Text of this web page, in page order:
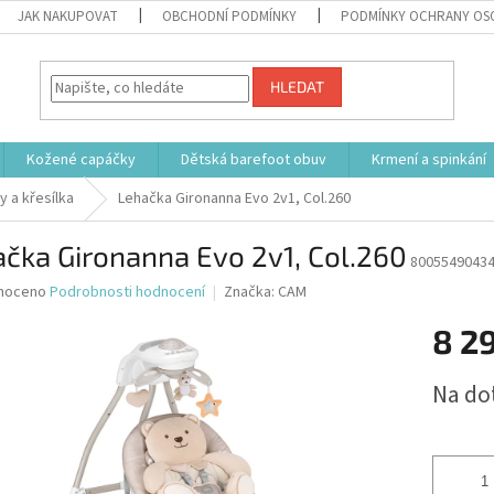
JAK NAKUPOVAT OBCHODNÍ PODMÍNKY PODMÍNKY OCHRANY
HLEDAT
Kožené capáčky Dětská barefoot obuv Krmení a spinkání
a křesílka
Lehačka Gironanna Evo 2v1, Col.260
Gironanna Evo 2v1, Col.260
Podrobnosti hodnocení Značka: CAM
8
cena:
Na